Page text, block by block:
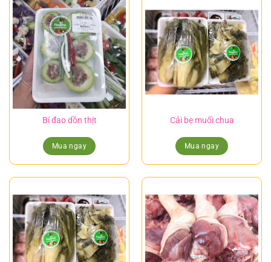
Bí đao dồn thịt
Mua ngay
Cải bẹ muối chua
Mua ngay